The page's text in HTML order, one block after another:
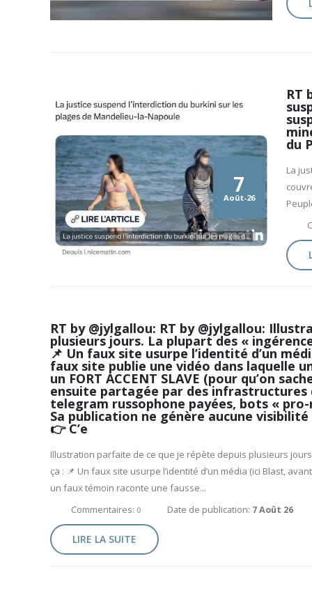
7
Août-26
RT
du
La
RT by @jylgallou: RT by @jylgallou:
plusieurs jours. La plupart des «
📌 Un faux site usurpe l’identité d’un
faux site publie une vidéo dans laquelle
un FORT ACCENT SLAVE (pour qu’on
ensuite partagée par des infrastructures
telegram russophone payées, bots «
Sa publication ne génère aucune visibilité
👉 C’e
Illustration parfaite de ce que je répète depuis plusieurs
ça : 📌 Un faux site usurpe l’identité d’un média (ici Blast,
un faux témoin raconte une fausse...
Commentaires: 0 Date de publication: 7 Août 26
LIRE LA SUITE